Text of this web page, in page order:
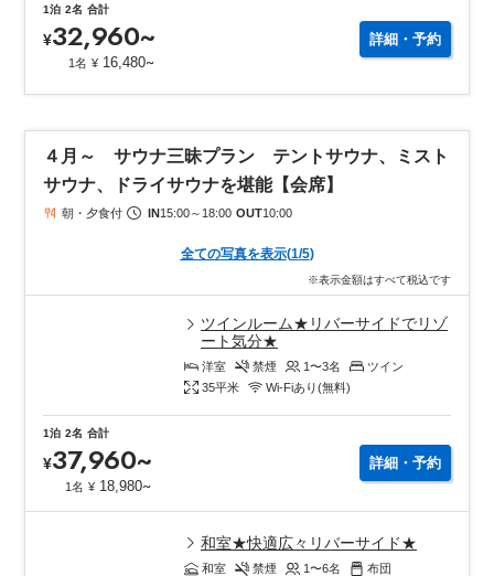
1泊 2名 合計
¥32,960~
1名 ¥ 16,480~
詳細・予約
４月～ サウナ三昧プラン テントサウナ、ミスト
サウナ、ドライサウナを堪能【会席】
朝・夕食付 IN15:00～ 18:00 OUT10:00
全ての写真を表示(1/5)
※表示金額はすべて税込です
ツインルーム★リバーサイドでリゾ
ート気分★
洋室 禁煙 1〜3名
ツイン
35平米 Wi-Fiあり(無料)
1泊 2名 合計
¥37,960~
1名 ¥ 18,980~
詳細・予約
和室★快適広々リバーサイド★
和室 禁煙 1〜6名
布団